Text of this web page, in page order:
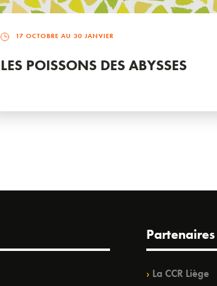
17 OCTOBRE AU 30 JANVIER
LES POISSONS DES ABYSSES
Partenaires
La CCR Liège